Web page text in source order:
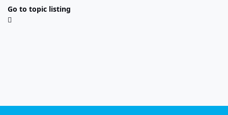
Go to topic listing